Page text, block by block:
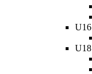
U16
U18